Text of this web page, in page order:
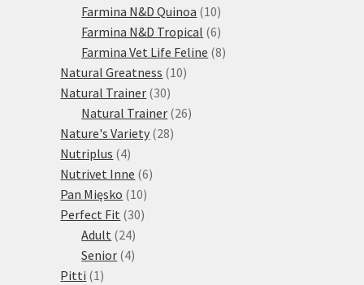
Farmina N&D Quinoa 1010
produktů
Farmina N&D Tropical 66
produktů
Farmina Vet Life Feline 88
Natural Greatness 1010
Natural Trainer 3030
produktů
Natural Trainer 2626
Nature's Variety 2828
Nutriplus 44
produkty
Nutrivet Inne 66
Pan Mięsko 1010
produktů
Perfect Fit 3030
Adult 2424
produktů
Senior 44
Pitti 1 1